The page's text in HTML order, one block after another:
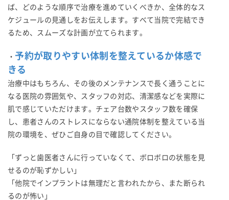
ば、どのような順序で治療を進めていくべきか、全体的なス
ケジュールの見通しをお伝えします。すべて当院で完結でき
るため、スムーズな計画が立てられます。
・予約が取りやすい体制を整えているか体感で
きる
治療中はもちろん、その後のメンテナンスで長く通うことに
なる医院の雰囲気や、スタッフの対応、清潔感などを実際に
肌で感じていただけます。チェア台数やスタッフ数を確保
し、患者さんのストレスにならない通院体制を整えている当
院の環境を、ぜひご自身の目で確認してください。
「ずっと歯医者さんに行っていなくて、ボロボロの状態を見
せるのが恥ずかしい」
「他院でインプラントは無理だと言われたから、また断られ
るのが怖い」